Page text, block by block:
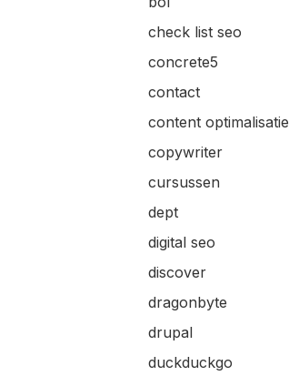
check list seo
concrete5
contact
content optimalisatie
copywriter
cursussen
dept
digital seo
discover
dragonbyte
drupal
duckduckgo